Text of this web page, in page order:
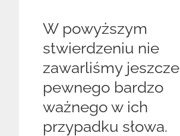
W powyższym
stwierdzeniu nie
zawarliśmy jeszcze
pewnego bardzo
ważnego w ich
przypadku słowa.